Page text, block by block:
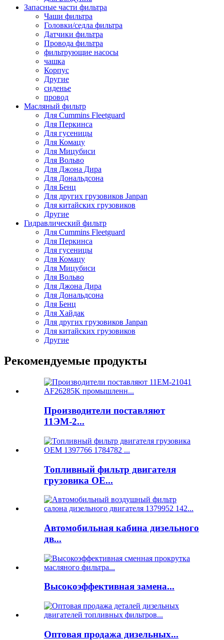
Запасные части фильтра
Чаши фильтра
Головки/седла фильтра
Датчики фильтра
Провода фильтра
фильтрующие насосы
чашка
Корпус
Другие
сиденье
провод
Масляный фильтр
Для Cummins Fleetguard
Для Перкинса
Для гусеницы
Для Комацу
Для Мицубиси
Для Вольво
Для Джона Дира
Для Дональдсона
Для Бенц
Для других грузовиков Janpan
Для китайских грузовиков
Другие
Гидравлический фильтр
Для Cummins Fleetguard
Для Перкинса
Для гусеницы
Для Комацу
Для Мицубиси
Для Вольво
Для Джона Дира
Для Дональдсона
Для Бенц
Для Хайдак
Для других грузовиков Janpan
Для китайских грузовиков
Другие
Рекомендуемые продукты
Производители поставляют
11ЭМ-2...
Топливный фильтр двигателя
грузовика OE...
Автомобильная кабина дизельного
дв...
Высокоэффективная замена...
Оптовая продажа дизельных...